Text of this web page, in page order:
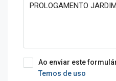
Ao enviar este
Temos de uso